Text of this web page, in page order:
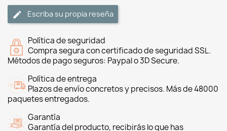
Escriba su propia reseña
Política de seguridad
Compra segura con certificado de seguridad SSL.
Métodos de pago seguros: Paypal o 3D Secure.
Política de entrega
Plazos de envío concretos y precisos. Más de 48000
paquetes entregados.
Garantía
Garantía del producto, recibirás lo que has